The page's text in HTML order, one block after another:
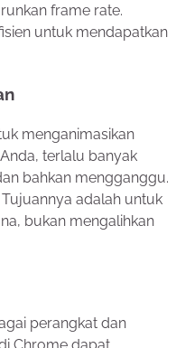
frame rate.
untuk mendapatkan
menganimasikan
terlalu banyak
bahkan mengganggu.
adalah untuk
bukan mengalihkan
perangkat dan